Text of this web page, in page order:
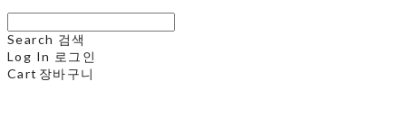
Search 검색
Log In 로그인
Cart 장바구니